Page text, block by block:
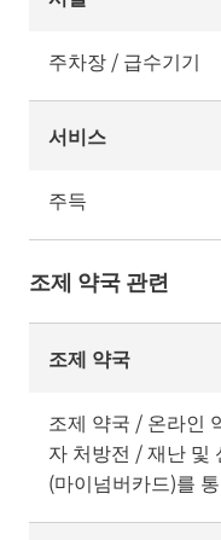
주차장 / 급수기기
서비스
주득
조제 약국 관련
조제 약국
조제 약국 / 온라인
자 처방전 / 재난 및
(마이넘버카드)를